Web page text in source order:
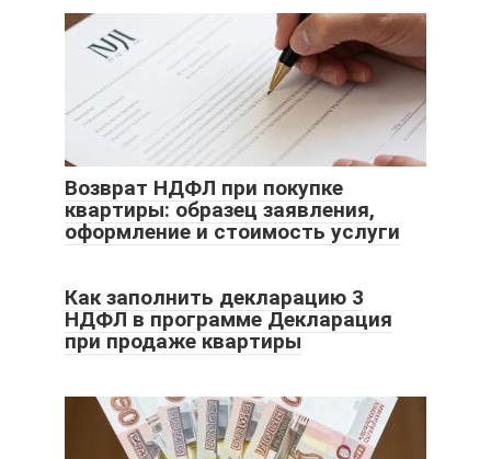
Возврат НДФЛ при покупке
квартиры: образец заявления,
оформление и стоимость услуги
Как заполнить декларацию 3
НДФЛ в программе Декларация
при продаже квартиры